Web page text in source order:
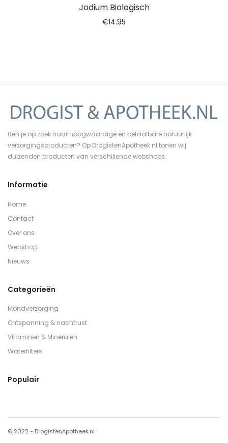
Jodium Biologisch
€14.95
Ben je op zoek naar hoogwaardige en betaalbare natuurlijk
verzorgingsproducten? Op DrogistenApotheek.nl tonen wij
duizenden producten van verschillende webshops.
Informatie
Home
Contact
Over ons
Webshop
Nieuws
Categorieën
Mondverzorging
Ontspanning & nachtrust
Vitaminen & Mineralen
Waterfilters
Populair
© 2022 - DrogistenApotheek.nl